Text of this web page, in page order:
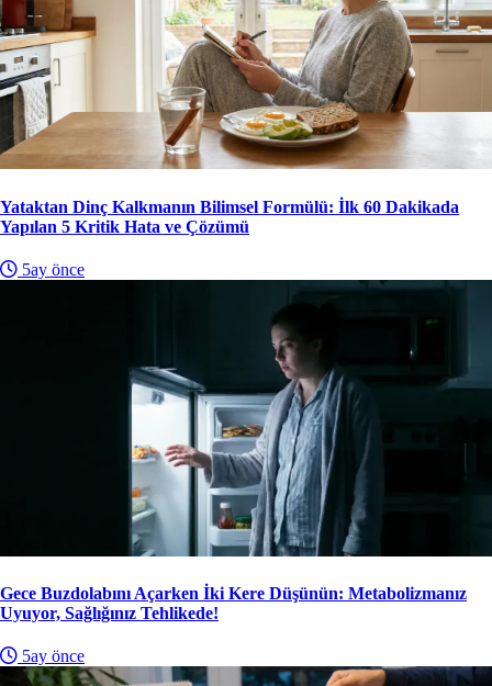
Yataktan Dinç Kalkmanın Bilimsel Formülü: İlk 60 Dakikada
Yapılan 5 Kritik Hata ve Çözümü
5ay önce
Gece Buzdolabını Açarken İki Kere Düşünün: Metabolizmanız
Uyuyor, Sağlığınız Tehlikede!
5ay önce